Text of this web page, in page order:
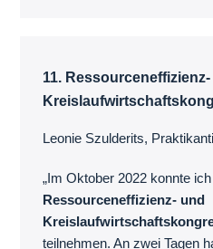
11. Ressourceneffizienz-
Leonie Szulderits,
„Im Oktober 2022 konnte
Ressourceneffizienz- und
teilnehmen. An zwei Tagen